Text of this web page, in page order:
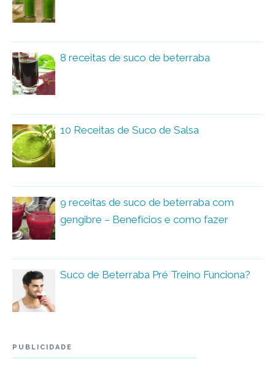
8 receitas de suco de beterraba
10 Receitas de Suco de Salsa
9 receitas de suco de beterraba com
gengibre – Benefícios e como fazer
Suco de Beterraba Pré Treino Funciona?
PUBLICIDADE